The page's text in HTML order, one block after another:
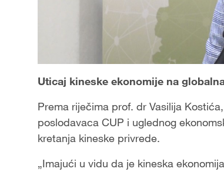
Uticaj kineske ekonomije na
Prema riječima prof. dr Vasilija
poslodavaca CUP i uglednog
kretanja kineske privrede.
„Imajući u vidu da je kineska